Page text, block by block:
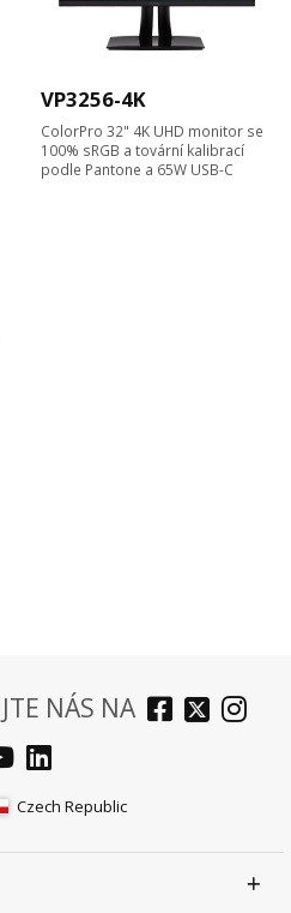
VP3256-4K
ColorPro 32" 4K UHD monitor se
100% sRGB a tovární kalibrací
podle Pantone a 65W USB-C
NÁS NA
Czech Republic